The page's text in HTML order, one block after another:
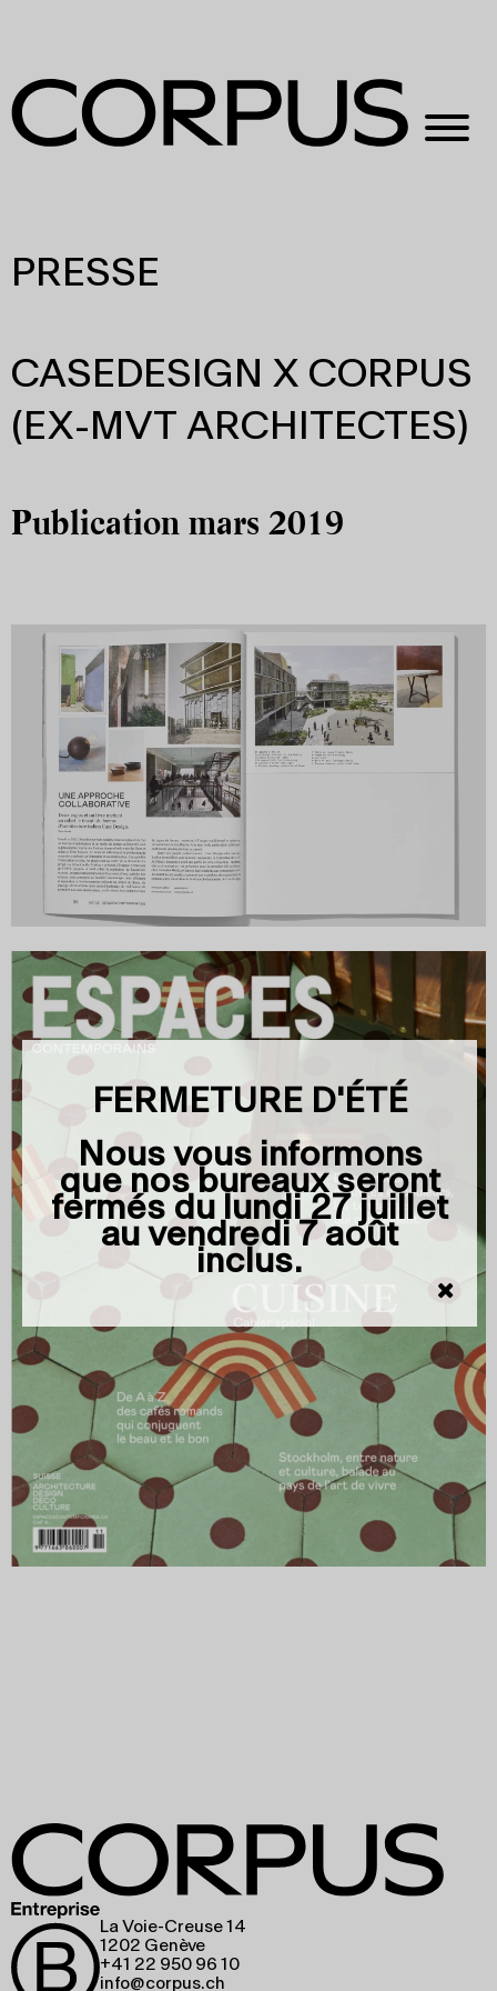
PRESSE
CASEDESIGN X CORPUS
(EX-MVT ARCHITECTES)
Publication mars 2019
La Voie-Creuse 14
1202 Genève
+41 22 950 96 10
info@corpus.ch
FERMETURE D'ÉTÉ
Nous vous informons
que nos bureaux seront
fermés dulundi 27 juillet
au vendredi 7 août
inclus.